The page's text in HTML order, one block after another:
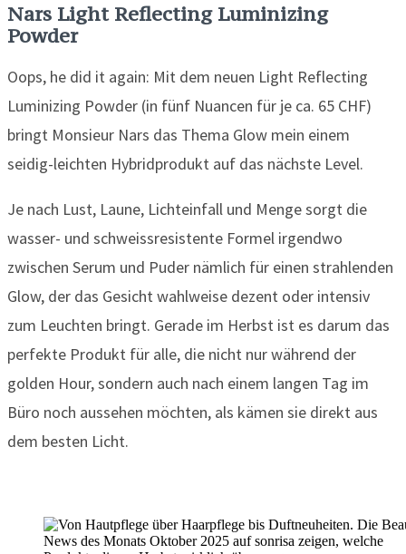
Nars Light Reflecting Luminizing
Powder
Oops, he did it again: Mit dem neuen Light Reflecting
Luminizing Powder (in fünf Nuancen für je ca. 65 CHF)
bringt Monsieur Nars das Thema Glow mein einem
seidig-leichten Hybridprodukt auf das nächste Level.
Je nach Lust, Laune, Lichteinfall und Menge sorgt die
wasser- und schweissresistente Formel irgendwo
zwischen Serum und Puder nämlich für einen strahlenden
Glow, der das Gesicht wahlweise dezent oder intensiv
zum Leuchten bringt. Gerade im Herbst ist es darum das
perfekte Produkt für alle, die nicht nur während der
golden Hour, sondern auch nach einem langen Tag im
Büro noch aussehen möchten, als kämen sie direkt aus
dem besten Licht.